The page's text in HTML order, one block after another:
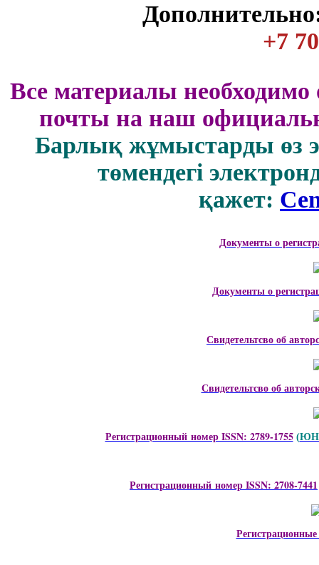
+7
Все материалы необходимо
почты на наш
Барлық жұмыстарды өз
төмендегі
қажет:
Документы о
Документы о
Свидетельтсво об
Свидетельтсво об
Регистрационный номер ISSN: 2789-1755 (
Регистрационный номер ISSN: 2708-7441